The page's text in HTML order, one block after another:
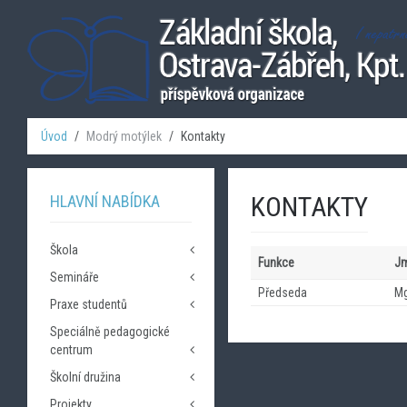
Úvod Modrý motýlek Kontakty
KONTAKTY
Funkce
Předseda
HLAVNÍ NABÍDKA
Škola
Úvod - Základní informace
Kontakty
Dokumenty
Semináře
Seznam seminářů
Praxe studentů
Kontakty
Speciálně pedagogické
centrum
Úvod
Kontakty
Školní družina